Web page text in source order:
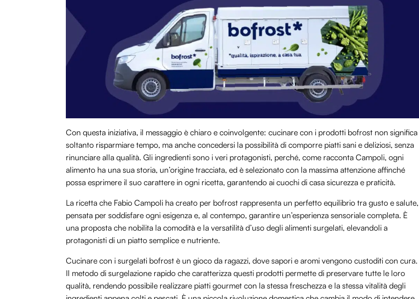
Con questa iniziativa, il messaggio è chiaro e coinvolgente: cucinare con i prodotti bofrost non significa
soltanto risparmiare tempo, ma anche concedersi la possibilità di comporre piatti sani e deliziosi, senza
rinunciare alla qualità. Gli ingredienti sono i veri protagonisti, perché, come racconta Campoli, ogni
alimento ha una sua storia, un’origine tracciata, ed è selezionato con la massima attenzione affinché
possa esprimere il suo carattere in ogni ricetta, garantendo ai cuochi di casa sicurezza e praticità.
La ricetta che Fabio Campoli ha creato per bofrost rappresenta un perfetto equilibrio tra gusto e salute,
pensata per soddisfare ogni esigenza e, al contempo, garantire un’esperienza sensoriale completa. È
una proposta che nobilita la comodità e la versatilità d’uso degli alimenti surgelati, elevandoli a
protagonisti di un piatto semplice e nutriente.
Cucinare con i surgelati bofrost è un gioco da ragazzi, dove sapori e aromi vengono custoditi con cura.
Il metodo di surgelazione rapido che caratterizza questi prodotti permette di preservare tutte le loro
qualità, rendendo possibile realizzare piatti gourmet con la stessa freschezza e la stessa vitalità degli